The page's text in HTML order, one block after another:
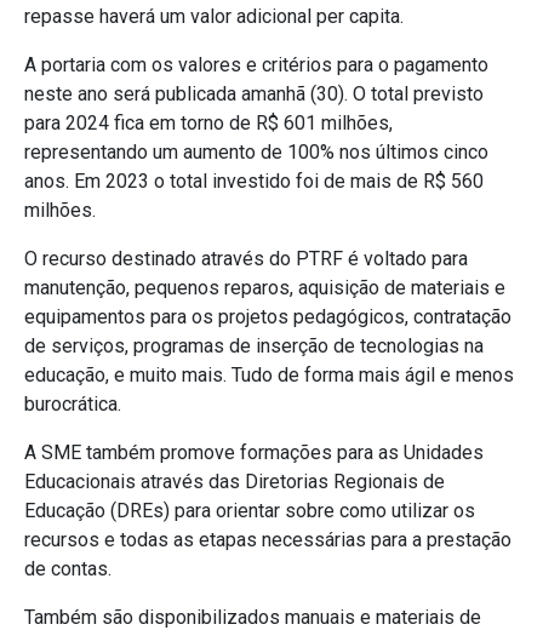
repasse haverá um valor adicional per capita.
A portaria com os valores e critérios para o pagamento
neste ano será publicada amanhã (30). O total previsto
para 2024 fica em torno de R$ 601 milhões,
representando um aumento de 100% nos últimos cinco
anos. Em 2023 o total investido foi de mais de R$ 560
milhões.
O recurso destinado através do PTRF é voltado para
manutenção, pequenos reparos, aquisição de materiais e
equipamentos para os projetos pedagógicos, contratação
de serviços, programas de inserção de tecnologias na
educação, e muito mais. Tudo de forma mais ágil e menos
burocrática.
A SME também promove formações para as Unidades
Educacionais através das Diretorias Regionais de
Educação (DREs) para orientar sobre como utilizar os
recursos e todas as etapas necessárias para a prestação
de contas.
Também são disponibilizados manuais e materiais de